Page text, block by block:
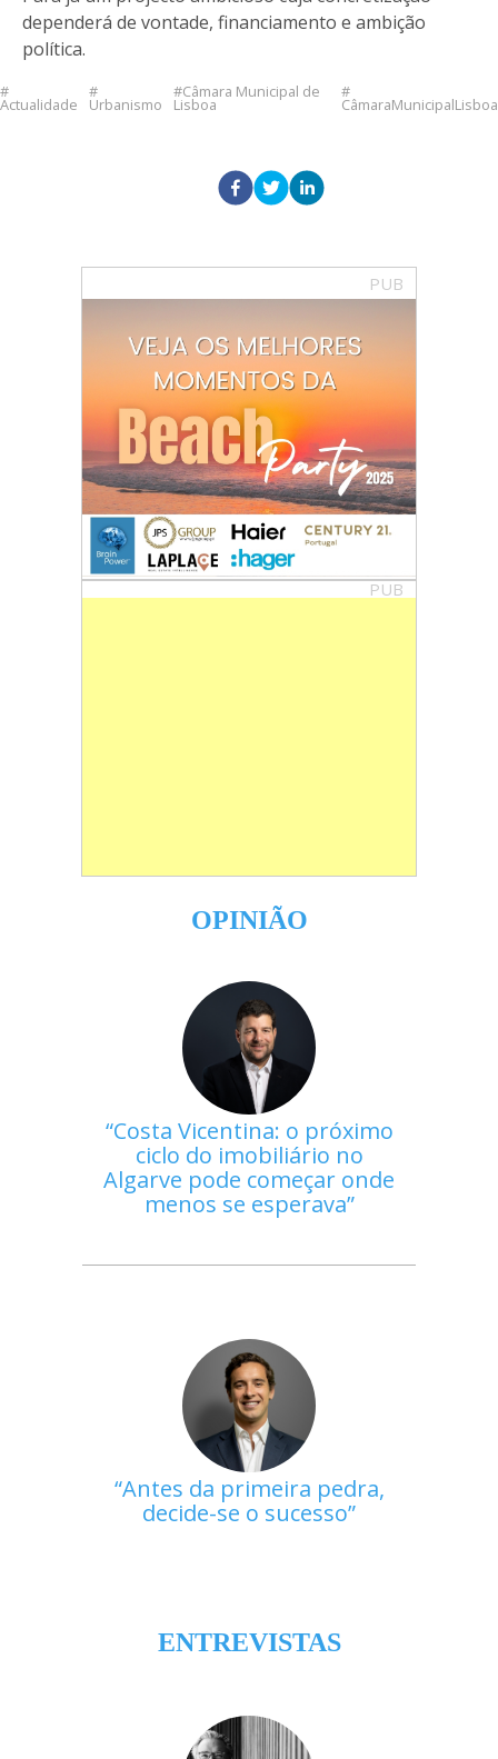
dependerá de vontade, financiamento e ambição
política.
Actualidade Urbanismo
Câmara Municipal de
Lisboa CâmaraMunicipalLisboa
PUB
PUB
OPINIÃO
Costa Vicentina: o próximo
ciclo do imobiliário no
Algarve pode começar onde
menos se esperava
Antes da primeira pedra,
decide-se o sucesso
ENTREVISTAS